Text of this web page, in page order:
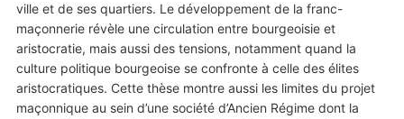
ville et de ses quartiers. Le développement de la franc-
maçonnerie révèle une circulation entre bourgeoisie et
aristocratie, mais aussi des tensions, notamment quand la
culture politique bourgeoise se confronte à celle des élites
aristocratiques. Cette thèse montre aussi les limites du projet
maçonnique au sein d’une société d’Ancien Régime dont la